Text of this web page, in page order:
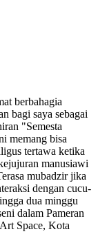
berbahagia
bagi saya sebagai
"Semesta
memang bisa
tertawa ketika
manusiawi
mubadzir jika
dengan cucu-
dua minggu
dalam Pameran
Space, Kota